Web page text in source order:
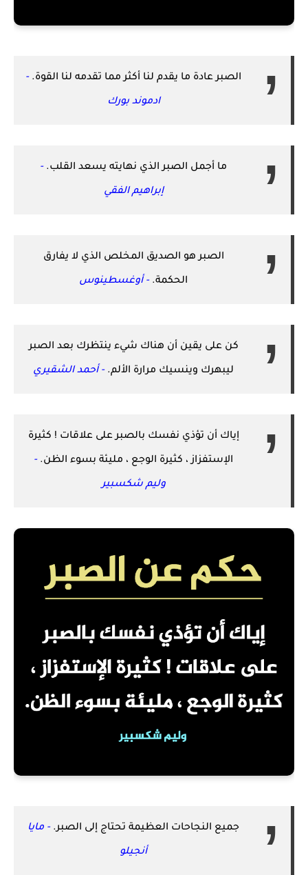
الصبر عادة ما يقدم لنا أكثر مما تقدمه لنا القوة. -
ادموند بورك
ما أجمل الصبر الذي نهايته يسعد القلب.-
إبراهيم الفقي
الصبر هو الصديق المخلص الذي لا يفارق
الحكمة.- أوغسطينوس
كن على يقين أن هناك شيء ينتظرك بعد الصبر
ليبهرك وينسيك مرارة الألم.- أحمد الشقيري
إياك أن تؤذي نفسك بالصبر على علاقات ! كثيرة
الإستفزاز ، كثيرة الوجع ، مليئة بسوء الظن.-
وليم شكسبير
جميع النجاحات العظيمة تحتاج إلى الصبر.- مايا
أنجيلو